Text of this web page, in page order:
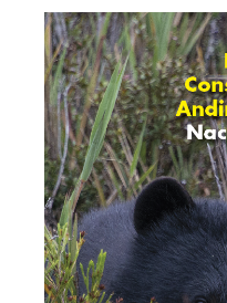
MECANISMO DE